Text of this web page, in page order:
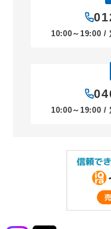
10:00～19:00 /
10:00～19:00 /